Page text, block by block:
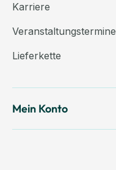
Karriere
Veranstaltungstermine
Lieferkette
Mein Konto